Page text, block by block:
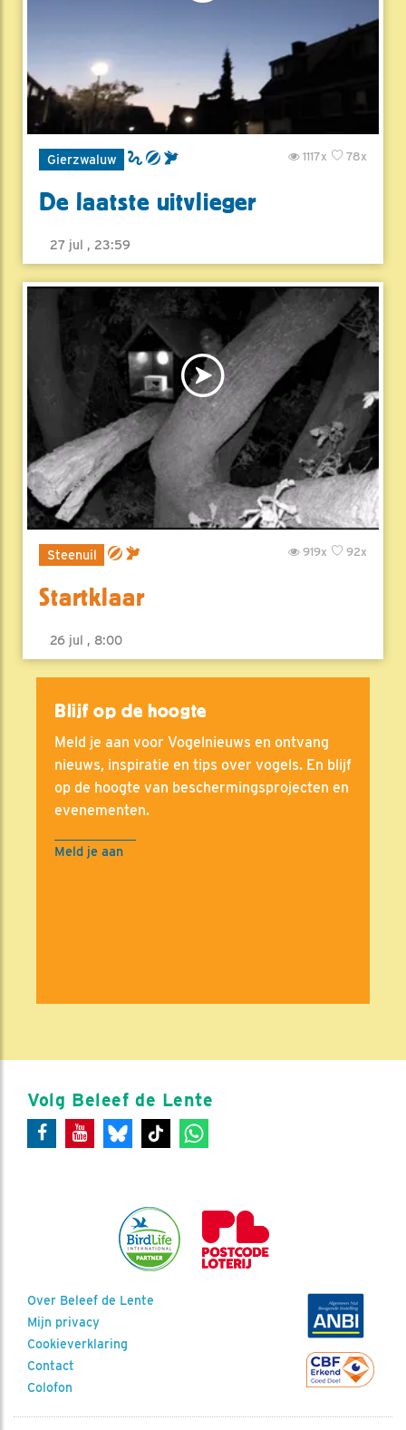
Gierzwaluw 78x
1117x
De laatste uitvlieger
27 jul , 23:59
Steenuil 92x
919x
Startklaar
26 jul , 8:00
Blijf op de hoogte
Meld je aan voor Vogelnieuws en ontvang
nieuws, inspiratie en tips over vogels. En blijf
op de hoogte van beschermingsprojecten en
evenementen.
Meld je aan
Volg Beleef de Lente
Over Beleef de Lente
Mijn privacy
Cookieverklaring
Contact
Colofon